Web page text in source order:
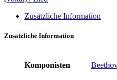
Zusätzliche Information
Zusätzliche Information
Komponisten